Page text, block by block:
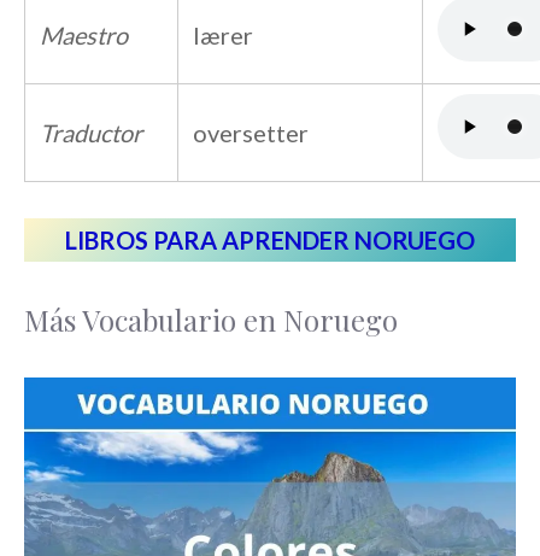
Maestro lærer
Traductor oversetter
LIBROS PARA APRENDER NORUEGO
Más Vocabulario en Noruego